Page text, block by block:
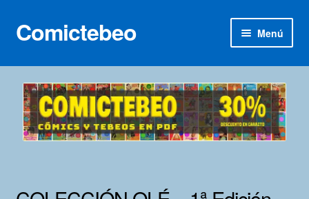
Ir
a
Ir
al
Comictebeo Menú
Inicio
Categorías
Franco-Belga